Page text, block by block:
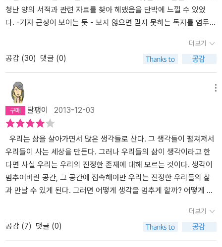
찰자 효과’로 설명하고 있다. 명상에서 말하는 마음, 생각이 어디로 흘
러가는지 바라보는 것과 비슷한 맥락이라고 할 수 있다. 생각의 흐름
다. 왓칭은 마음과 지능, 몸과 물질 등 모든 것을 바꿔놓는다. 어떻
게, 왜 바라보는 대로 변화하는 것일까. 여기서 저자는 비밀은 미립자
에 있다면서 양자물리학 분야에서 최고 권위를 자랑하는 이스라엘 와
이즈만 과학원이 1998년에 실시한 이중슬릿 실험의 사례를 소개하
고 있다. 이중슬릿 실험은 전에 『김상욱의 양자 공부』에서 접한 적 있
다. 이 실험은 두 가지로 요약된다. 실험1은 누군가 바라보면 미립자
가 슬릿을 직선으로 통과해 뒷면에 알갱이 자국이 남는다. 실험2는
누군가가 바라보지 않으면 미립자는 물결처럼 통과하며 벽면에 물결
자국을 남긴다. 라는 얘기다. 좀 더 쉽게 요약하자면 실험자가 미립자
를 입자라고 생각하고 바라보면 입자의 모습이 나타나고, 아무도 바
라보지 않으면 물결로 퍼져나가는 현상을 물리학자들은 ‘관찰자 효과
(observer effect)’라고 부른다. 이것이 바로 만물을 창조하는 우주
결로 가득한데 내가 어떤 생각을 품고 바라보면 내가 생각하는 바로
그것이 형태를 갖춘 현실로 내 눈앞에 깜짝 등장한다는 말이다. 그래
서 양자물리학자 울프 박사는 관찰자 효과를 ‘신이 부리는 요술(Go
청난 양의 서적과 관련 자료를 찾아 헤맸음을 단박에 느낄 수 있었
다. -기자 근성이 보이는 듯 - 보지 않으면 믿지 못하는 독자를 염두에
겠냐는 식으로 줄줄이 줄줄이 제시해 준다. 이런 방대한 자료 수집이
독자 설득과 신뢰도 면에선 장점이 될 수도 있겠으나, 나에겐 마이너
스로 작용했는데, 이런 이유에서다. '왓칭'이라는 새 메뉴로 개업한 식
당이 있길래 한 번 먹어볼까 하고 갔는데, 막상 그 새 메뉴라는 것
이 잘 나간다는 다른 식당의 메뉴들을 적당히 섞어서 예쁘게 차려낸
것일 뿐이란 걸 알았을 때 느끼는 실망이랄까. 야심차게 기획한 대
표 메뉴가 '왓칭'이긴 한데, 이름만 좀 달라졌지 사실 뭐 그 나물에 그
밥이다. 핵심은 제 삼자가 되어 자기 자신을 바라보라. 구체적으로 말
하자면, 자신 속에서 일어나는 갖가지 생각들과 감정들을 찬찬히 깊
게 바라보면 - 물론 애정을 가지고 아이를 다루듯 따뜻한 시선으
로- 부정적인 감정들은 곧 사라지고 -수명이 90초- 긍정적 심상화는
좀 더 효과적으로 진행된다고 한다. 근본적으로 '왓칭'의 개념 자체가
랜드가 될 만한 꺼리를 만들어 내려 했기 때문에, 왓칭이라는 틀을 통
해 인용된 실험과 사례들을 재해석했을 뿐, 그 개념 자체가 파급력있
게 다가오지는 않았다. 이 책만의 차별성이라 한다면, 다른 저자들이
더보기
공감 (30) 댓글 (0)
달팽이 2013-12-03
우리는 삶을 살아가면서 많은 생각들로 산다. 그 생각들이 펼쳐져서
우리들이 사는 세상을 만든다. 그러나 우리들의 삶이 생각이라고 한
다면 사실 우리는 우리의 진정한 존재에 대해 모르는 것이다. 생각이
멈추어버린 공간, 그 공간에 접속해야만 우리는 진정한 우리들의 삶
과 만날 수 있게 된다. 그러면 어떻게 생각을 멈추게 할까? 어떻게 진
그래서 그 말이 가리키는 것을 찾아 자신의 마음 속 무언가를 핀셋으
로 집어내듯이 골라낼 수 없다. 그래서 우리는 늘 그것을 찾기 위한 또
하나의 생각을 만들어내고 스토리를 만들어내고 우리들의 인생은 더
더보기
공감 (7) 댓글 (0)